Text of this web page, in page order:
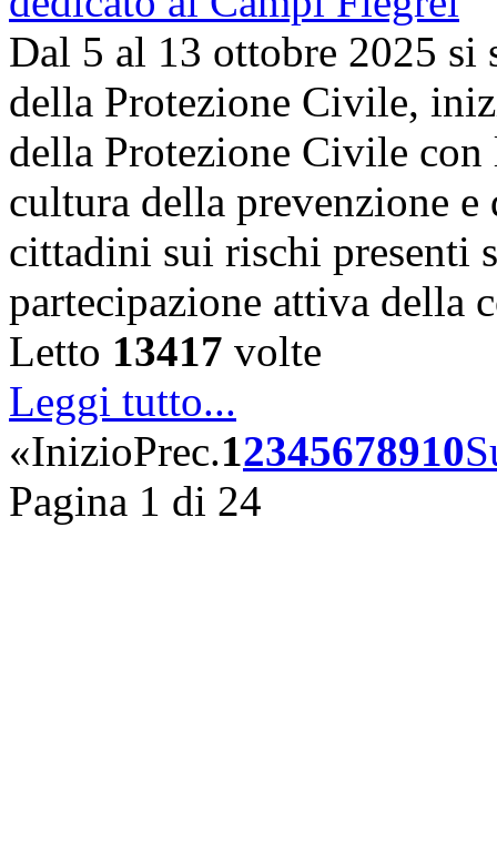
Dal 5 al 13 ottobre 2025 si
della Protezione Civile,
della Protezione Civile
cultura della prevenzione
cittadini sui rischi presenti
partecipazione attiva
Letto 13417 volte
Leggi tutto...
«InizioPrec.12345678910
Pagina 1 di 24